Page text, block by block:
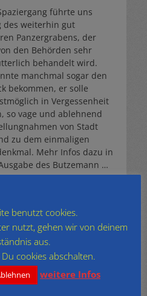
führte uns
des weiterhin gut
Panzergrabens, der
den Behörden sehr
behandelt wird.
manchmal sogar den
bekommen, er solle
in Vergessenheit
so vage und ablehnend
von Stadt
zu dem einmaligen
Mehr Infos dazu in
des Butzemann …
benutzt cookies.
nutzt, gehen wir von deinem
aus.
cookies abschalten.
weitere Infos